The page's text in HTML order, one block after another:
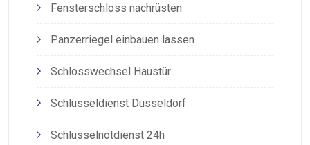
Fensterschloss nachrüsten
Panzerriegel einbauen lassen
Schlosswechsel Haustür
Schlüsseldienst Düsseldorf
Schlüsselnotdienst 24h